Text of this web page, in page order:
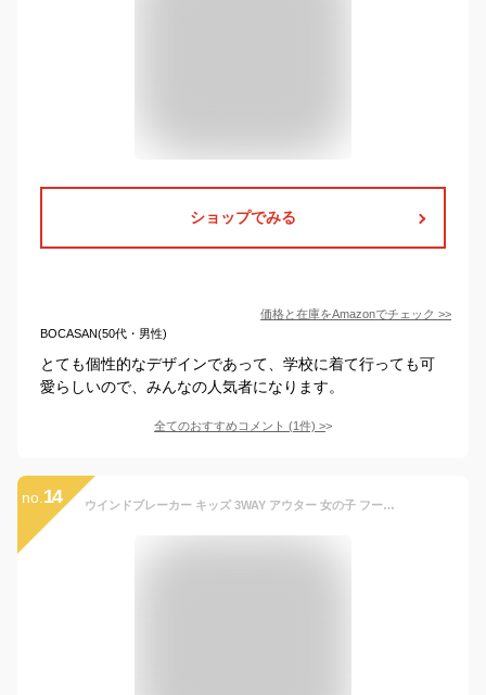
ショップでみる
価格と在庫をAmazonでチェック >>
BOCASAN(50代・男性)
とても個性的なデザインであって、学校に着て行っても可
愛らしいので、みんなの人気者になります。
全てのおすすめコメント (1件) >
no. 14 ウインドブレーカー キッズ 3WAY アウター 女の子 フード なし フリース 男の子 防寒 ブルゾン 子供 服 ジャンパー 保育園 入園準備 幼稚園 ウィンドブレーカー ベビー 小学校 入学準備 入学祝い 90cm 95cm 100cm 110cm 120cm 130cm【RCP】